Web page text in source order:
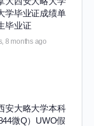
学毕业证成绩单
毕业证
8 months ago
安大略大学本科
微Q）UWO假